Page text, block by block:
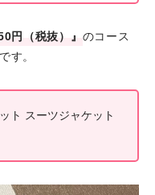
円（税抜）』 のコース
す。
ト スーツジャケット